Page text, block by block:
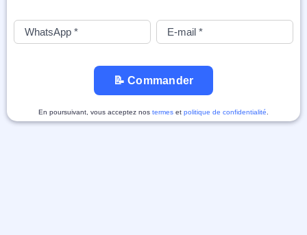
📝 Commander
En poursuivant, vous acceptez nos termes et politique de confidentialité